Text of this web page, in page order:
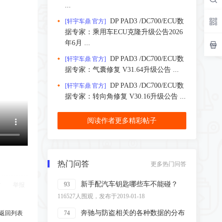
...
[轩宇车鼎 官方]
DP PAD3 /DC700/ECU数
据专家：乘用车ECU克隆升级公告2026
年6月 ...
[轩宇车鼎 官方]
DP PAD3 /DC700/ECU数
据专家：气囊修复 V31.64升级公告 ...
[轩宇车鼎 官方]
DP PAD3 /DC700/ECU数
据专家：转向角修复 V30.16升级公告 ...
阅读作者更多精彩帖子
热门问答 更多热门问答
93 新手配汽车钥匙哪些车不能碰？
116527人围观，发布于2019-01-18
74 奔驰与防盗相关的各种数据的分布
回列表